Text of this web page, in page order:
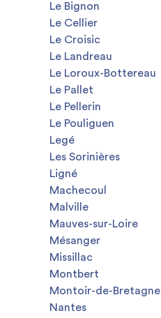
Le Bignon
Le Cellier
Le Croisic
Le Landreau
Le Loroux-Bottereau
Le Pallet
Le Pellerin
Le Pouliguen
Legé
Les Sorinières
Ligné
Machecoul
Malville
Mauves-sur-Loire
Mésanger
Missillac
Montbert
Montoir-de-Bretagne
Nantes